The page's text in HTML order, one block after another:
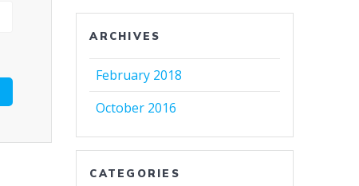
ARCHIVES
February 2018
October 2016
CATEGORIES